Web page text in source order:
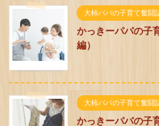
大柿パパの子育て奮闘
かっきーパパの子
編）
大柿パパの子育て奮闘
かっきーパパの子